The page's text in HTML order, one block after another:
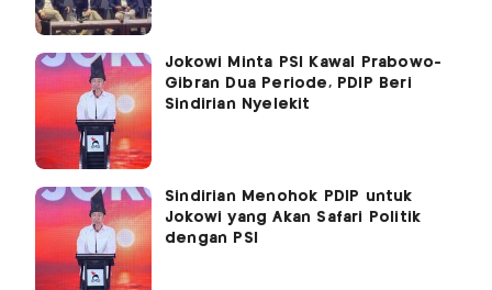
Jokowi Minta PSI Kawal Prabowo-
Gibran Dua Periode, PDIP Beri
Sindirian Nyelekit
Sindirian Menohok PDIP untuk
Jokowi yang Akan Safari Politik
dengan PSI